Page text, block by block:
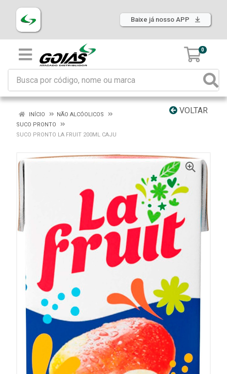
Baixe já nosso APP
0
VOLTAR
INÍCIO
NÃO ALCÓOLICOS
SUCO PRONTO
SUCO PRONTO LA FRUIT 200ML CAJU